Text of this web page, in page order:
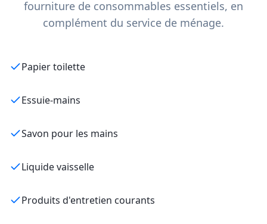
fourniture de consommables essentiels, en
complément du service de ménage.
Papier toilette
Essuie-mains
Savon pour les mains
Liquide vaisselle
Produits d'entretien courants